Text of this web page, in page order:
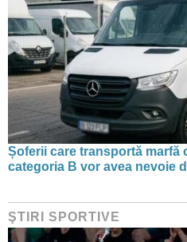
Șoferii care transportă marfă
categoria B vor avea nevoie
ŞTIRI SPORTIVE